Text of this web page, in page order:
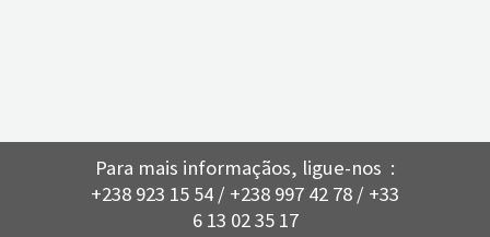
Para mais informaçãos, ligue-nos :
+238 923 15 54 / +238 997 42 78 / +33
6 13 02 35 17